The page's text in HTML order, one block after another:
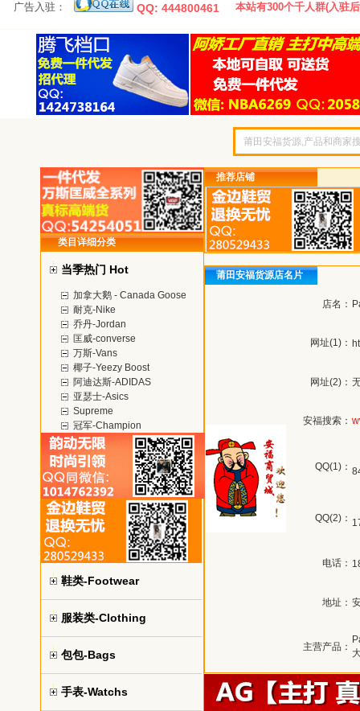
广告入驻： QQ: 444800461 本站有300个千人群(入驻
类目详细分类
当季热门 Hot
加拿大鹅 - Canada Goose
耐克-Nike
乔丹-Jordan
匡威-converse
万斯-Vans
椰子-Yeezy Boost
阿迪达斯-ADIDAS
亚瑟士-Asics
Supreme
冠军-Champion
鞋类-Footwear
服装类-Clothing
包包-Bags
手表-Watchs
推荐店铺
莆田安福货源店名片
店名：
网址(1)：
网址(2)：
安福搜索：
QQ(1)：
QQ(2)：
电话：
地址：
主营产品：